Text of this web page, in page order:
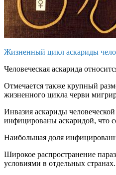
Жизненный цикл аскариды
Человеческая аскарида
Отмечается также крупный
жизненного цикла черви
Инвазия аскариды
инфицированы аскаридой, что
Наибольшая доля
Широкое распространение
условиями в отдельных